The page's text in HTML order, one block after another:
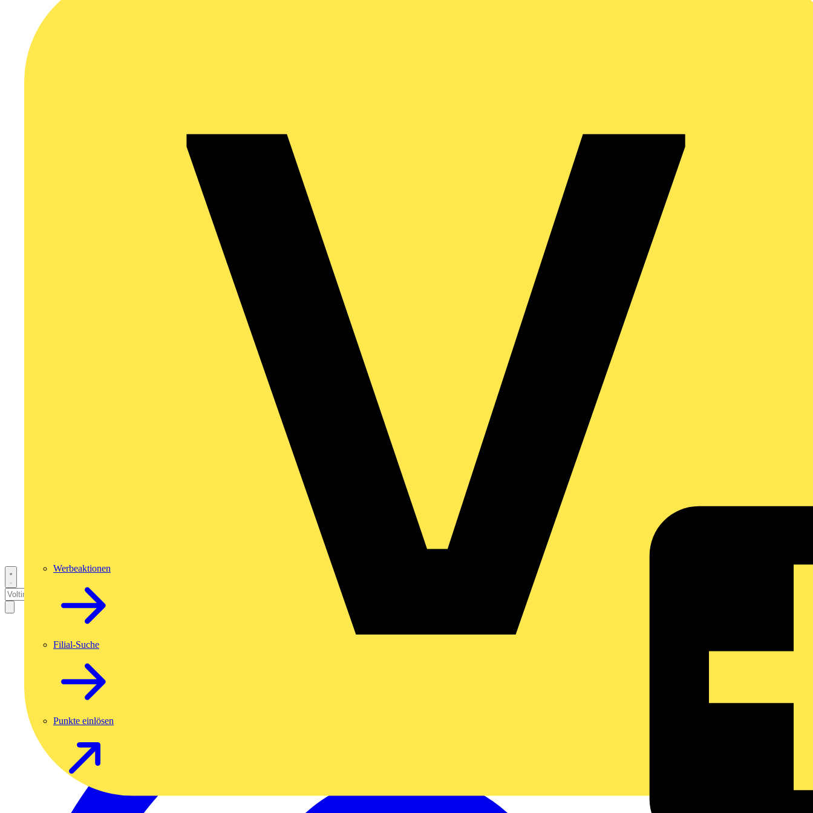
Werbeaktionen
Filial-Suche
Punkte einlösen